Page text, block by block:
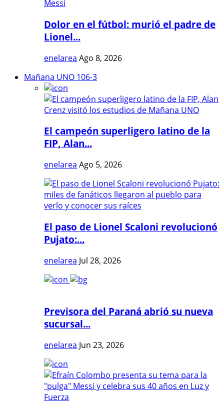
Dolor en el fútbol: murió el padre de
Lionel...
enelarea Ago 8, 2026
Mañana UNO 106-3
El campeón superligero latino de la
FIP, Alan...
enelarea Ago 5, 2026
El paso de Lionel Scaloni revolucionó
Pujato:...
enelarea Jul 28, 2026
Previsora del Paraná abrió su nueva
sucursal...
enelarea Jun 23, 2026